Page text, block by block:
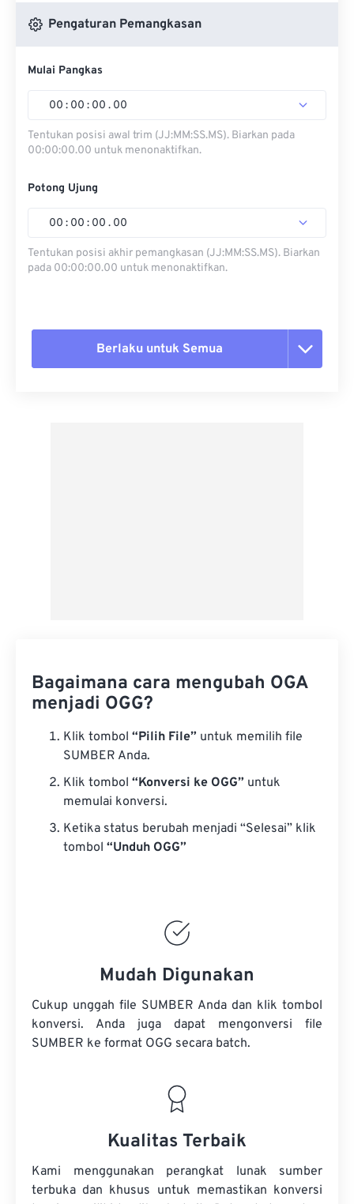
Pengaturan Pemangkasan
Mulai Pangkas
00 : 00 : 00 . 00
Tentukan posisi awal trim (JJ:MM:SS.MS). Biarkan pada
00:00:00.00 untuk menonaktifkan.
Potong Ujung
00 : 00 : 00 . 00
Tentukan posisi akhir pemangkasan (JJ:MM:SS.MS). Biarkan
pada 00:00:00.00 untuk menonaktifkan.
Berlaku untuk Semua
Bagaimana cara mengubah OGA
menjadi OGG?
Klik tombol “Pilih File” untuk memilih file
SUMBER Anda.
Klik tombol “Konversi ke OGG” untuk
memulai konversi.
Ketika status berubah menjadi “Selesai” klik
tombol “Unduh OGG”
Mudah Digunakan
Cukup unggah file SUMBER Anda dan klik tombol
konversi. Anda juga dapat mengonversi file
SUMBER ke format OGG secara batch.
Kualitas Terbaik
Kami menggunakan perangkat lunak sumber
terbuka dan khusus untuk memastikan konversi